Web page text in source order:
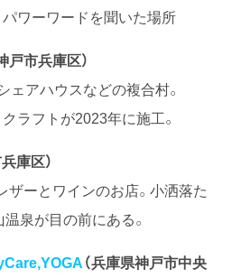
ワーワードを聞いた場所
戸市兵庫区）
ェアハウスなどの複合村。
ラフトが2023年に施工。
庫区）
ーとワインのお店。小洒落た
泉が目の前にある。
（兵庫県神戸市中央